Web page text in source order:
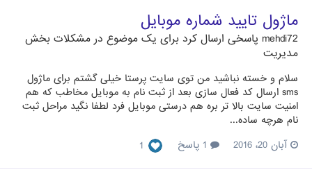
ماژول تایید شماره موبایل
mehdi72 پاسخی ارسال کرد برای یک موضوع در مشکلات بخش
مدیریت
سلام و خسته نباشید من توی سایت پرستا خیلی گشتم برای ماژول
sms ارسال کد فعال سازی بعد از ثبت نام به موبایل مخاطب که هم
امنیت سایت بالا تر بره هم درستی موبایل فرد لطفا نگید مراحل ثبت
نام هرچه ساده...
آبان 20، 2016
1